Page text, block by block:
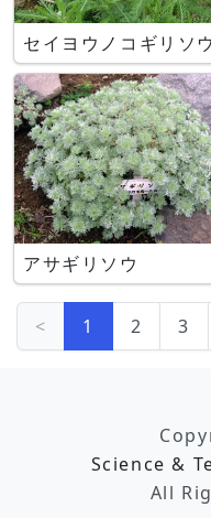
セイヨウノコギリソウ
アサギリソウ
< 1 2 3
Science &
All